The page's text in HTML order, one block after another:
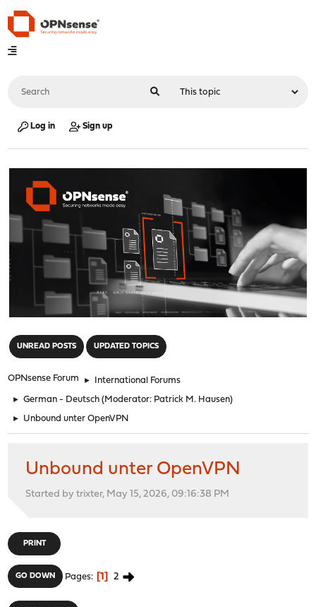
Log in Sign up
UNREAD POSTS UPDATED TOPICS
OPNsense Forum ► International Forums
► German - Deutsch (Moderator: Patrick M. Hausen)
► Unbound unter OpenVPN
Unbound unter OpenVPN
Started by trixter, May 15, 2026, 09:16:38 PM
PRINT
GO DOWN Pages 1 2